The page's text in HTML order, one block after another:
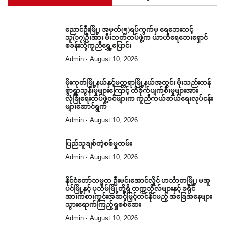
ညောင်ဦးမြို့၊ အမှတ်(၅)ရပ်ကွက်မှ ရေဘေးသင့်
သူ(၁၇)ဦးအား မီးသတ်တပ်ဖွဲ့က ယာယီရေဘေးရှောင်
စခန်းသို့ကူညီရွှေ့ပြောင်း
Admin August 10, 2026
မိုးကုတ်မြို့နယ်နှင့်မတ္တရာမြို့နယ်အတွင်း မိုးသည်းထန်
စွာရွာသွန်းမှုများကြောင့် ထိခိုက်ပျက်စီးမှုများအား
လုံခြုံရေးတပ်ဖွဲ့ဝင်များက ကူညီကယ်ဆယ်ရေးလုပ်ငန်း
များဆောင်ရွက်
Admin August 10, 2026
ပြည်သူချစ်တဲ့စစ်မှုထမ်း
Admin August 10, 2026
နိုင်ငံတော်သမ္မတ ဦးမင်းအောင်လှိုင် ဟင်္သာတမြို့၊ မအူ
ပင်မြို့နှင့် ပုသိမ်မြို့တို့ရှိ တက္ကသိုလ်များနှင့် ခရိုင်
အားကစားကွင်းအဆင့်မြှင့်တင်နိုင်မည့် အခြေအနေများ
သွားရောက်ကြည့်ရှုစစ်ဆေး
Admin August 10, 2026